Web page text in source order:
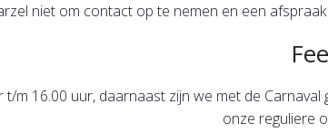
niet om contact op te nemen en een
m 16.00 uur, daarnaast zijn we met de Carnaval
onze reguliere